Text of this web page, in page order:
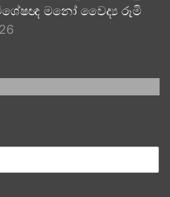
විශේෂඥ මනෝ වෛද්‍ය රූමි